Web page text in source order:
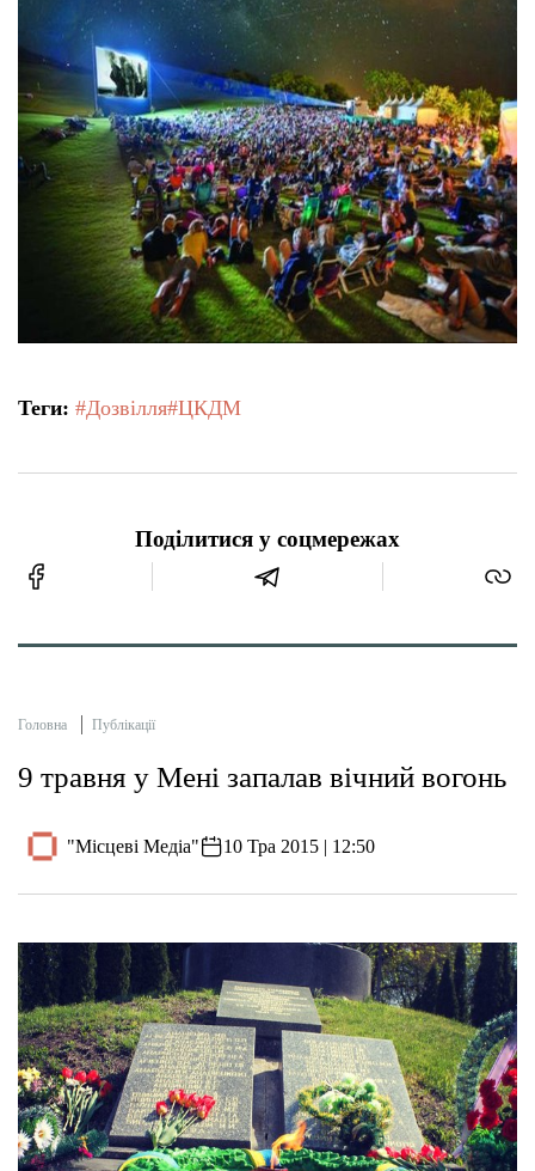
Теги: #Дозвілля#ЦКДМ
Поділитися у соцмережах
Головна Публікації
9 травня у Мені запалав вічний вогонь
"Місцеві Медіа" 10 Тра 2015 | 12:50